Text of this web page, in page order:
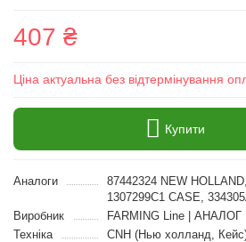
407 ₴
Ціна актуальна без відтермінування
Купити
Аналоги
87442324 NEW
1307299C1 CASE,
Виробник
FARMING Line | АНАЛОГ
Техніка
CNH (Нью холланд,